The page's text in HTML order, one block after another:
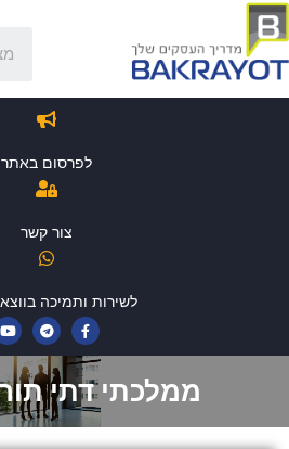
לפרסום באתר
צור קשר
לשירות ותמיכה
ממלכתי דתי